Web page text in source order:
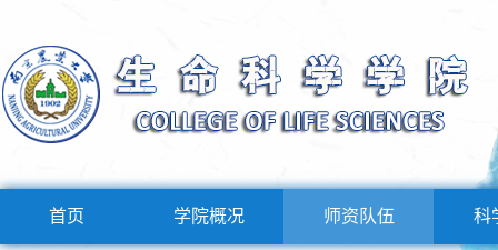
首页 学院概况 师资队伍 科